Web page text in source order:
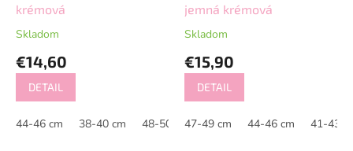
krémová
Skladom
€14,60
DETAIL
44-46 cm 38-40 cm 48-50 cm
jemná krémová
Skladom
€15,90
DETAIL
47-49 cm 44-46 cm 41-43